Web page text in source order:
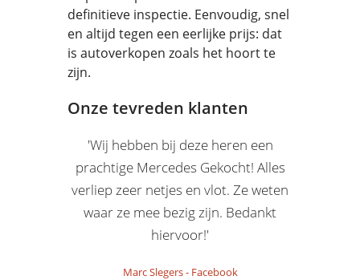
definitieve inspectie. Eenvoudig, snel
en altijd tegen een eerlijke prijs: dat
is autoverkopen zoals het hoort te
zijn.
Onze tevreden klanten
'Wij hebben bij deze heren een
prachtige Mercedes Gekocht! Alles
verliep zeer netjes en vlot. Ze weten
waar ze mee bezig zijn. Bedankt
hiervoor!'
Marc Slegers- Facebook